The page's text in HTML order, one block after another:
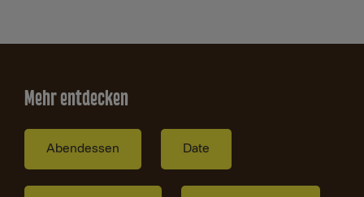
Mehr entdecken
Abendessen Date